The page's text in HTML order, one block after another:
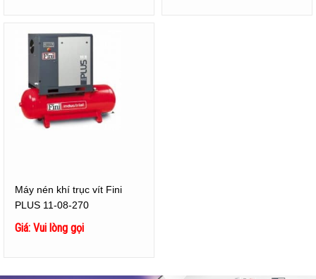
Máy nén khí trục vít Fini
PLUS 11-08-270
Giá: Vui lòng gọi